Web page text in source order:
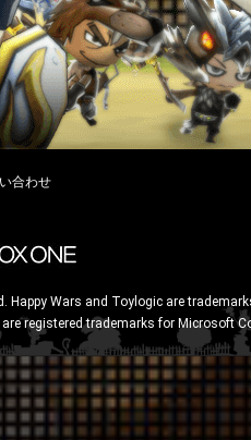
合わせ
Happy Wars and Toylogic are
registered trademarks for Microsoft